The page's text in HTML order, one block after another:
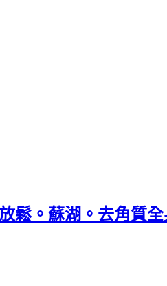
鬆。蘇湖。去角質